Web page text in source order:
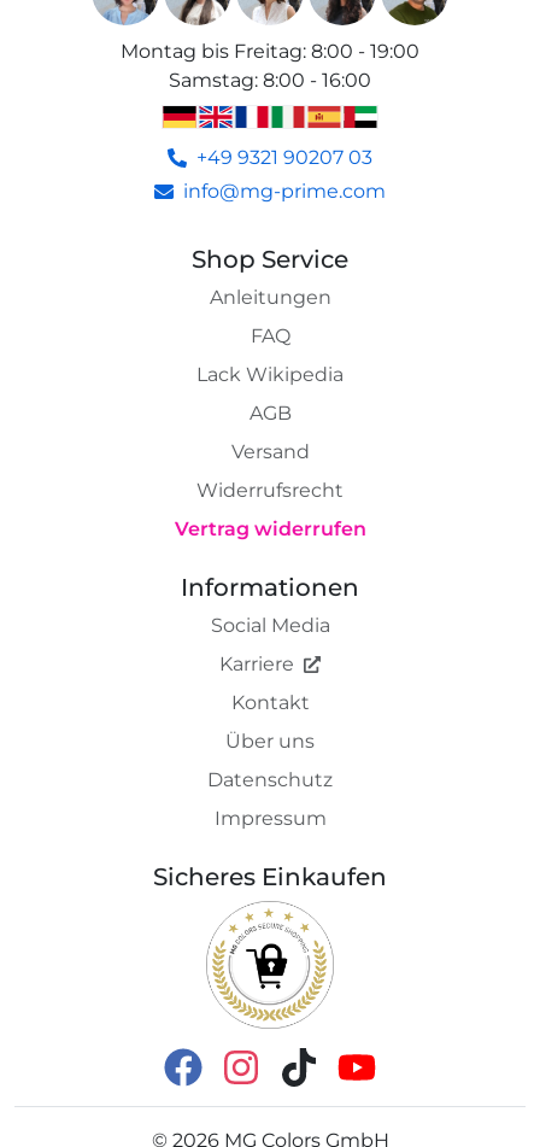
Montag bis Freitag: 8:00 - 19:00
Samstag: 8:00 - 16:00
+49 9321 90207 03
info@mg-prime.com
Shop Service
Anleitungen
FAQ
Lack Wikipedia
AGB
Versand
Widerrufsrecht
Vertrag widerrufen
Informationen
Social Media
Karriere
Kontakt
Über uns
Datenschutz
Impressum
Sicheres Einkaufen
© 2026 MG Colors GmbH